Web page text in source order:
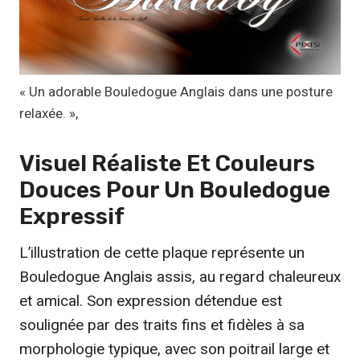
€
à
9
,
€
« Un adorable Bouledogue Anglais dans une posture
relaxée. »,
Visuel Réaliste Et Couleurs
Douces Pour Un Bouledogue
Expressif
L’illustration de cette plaque représente un
Bouledogue Anglais assis, au regard chaleureux
et amical. Son expression détendue est
soulignée par des traits fins et fidèles à sa
morphologie typique, avec son poitrail large et